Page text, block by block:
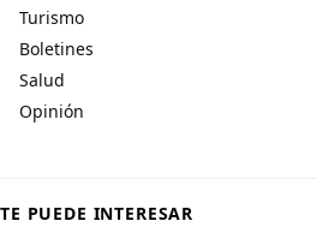
Turismo
Boletines
Salud
Opinión
TE PUEDE INTERESAR